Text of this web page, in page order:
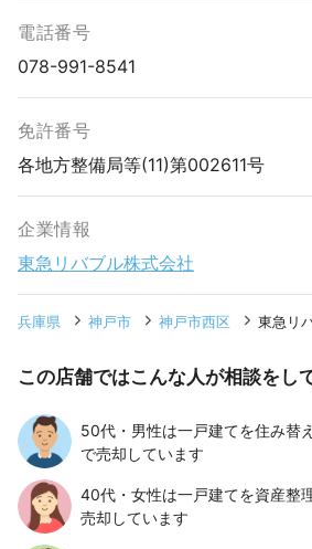
電話番号
078-991-8541
免許番号
各地方整備局等(11)第002611号
企業情報
東急リバブル株式会社
兵庫県 神戸市 神戸市西区 東急リ
この店舗ではこんな人が相談をし
50代・男性は一戸建てを住み替
で売却しています
40代・女性は一戸建てを資産整
売却しています